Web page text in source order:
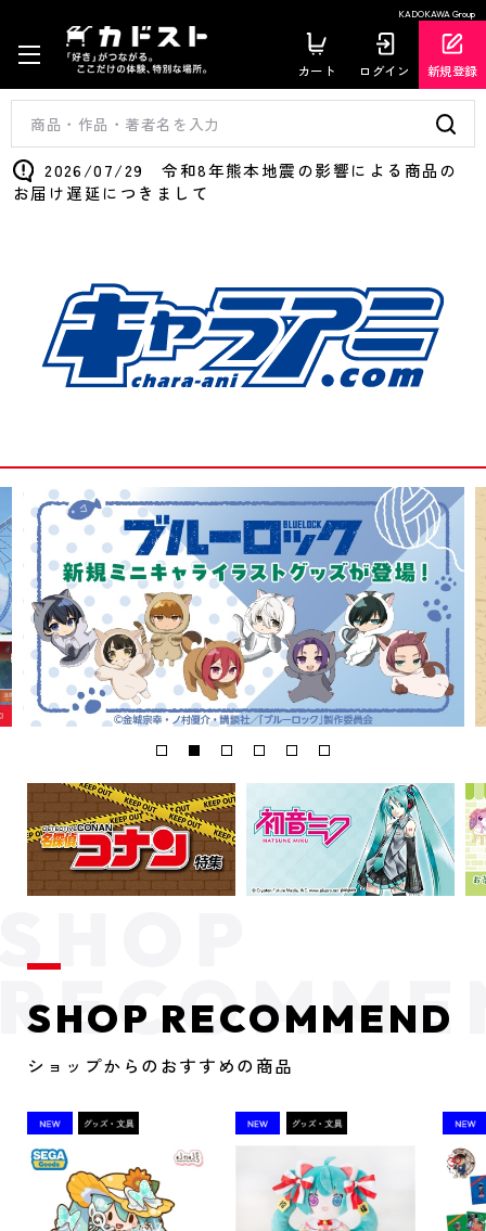
KADOKAWA Group
カート ログイン 新規登録
2026/07/29 令和8年熊本地震の影響による商品の
お届け遅延につきまして
SHOP RECOMMEND
ショップからのおすすめの商品